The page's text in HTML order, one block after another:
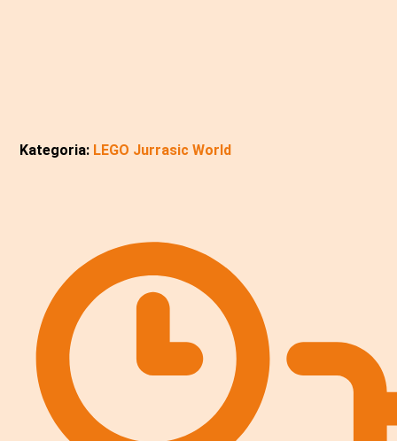
Kategoria: LEGO Jurrasic World